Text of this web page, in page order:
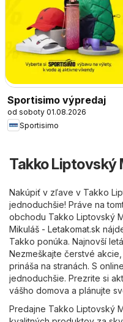
Sportisimo výpredaj
od soboty 01.08.2026
Sportisimo
Takko Liptovský
Nakúpiť v zľave v Takko
jednoduchšie! Práve na
obchodu Takko Liptovský
Mikuláš - Letakomat.sk
Takko ponúka. Najnovší
Nezmeškajte čerstvé
prináša na stranách. S
jednoduchšie. Prezrite si
vášho domova a plánujte
Predajne Takko Liptovský